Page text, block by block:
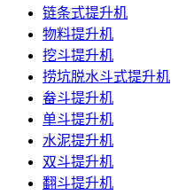
链条式提升机
物料提升机
挖斗提升机
捞坑脱水斗式提升机
畚斗提升机
单斗提升机
水泥提升机
双斗提升机
翻斗提升机